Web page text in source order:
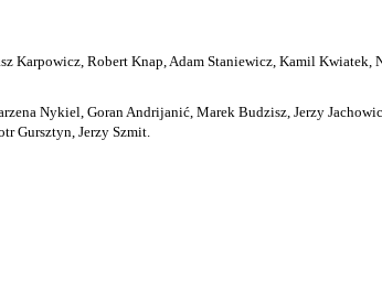
Karpowicz, Robert Knap, Adam Staniewicz, Kamil
Nykiel, Goran Andrijanić, Marek Budzisz, Jerzy
Gursztyn, Jerzy Szmit.